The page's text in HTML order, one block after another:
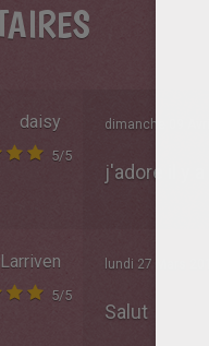
daisy
5/5
dimanche 09
j'adore il y a
5/5
lundi 27 Mars
Salut